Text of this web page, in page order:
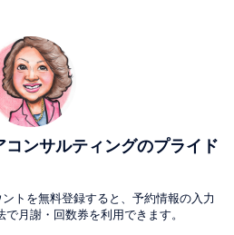
ンサルティングのプライド
トを無料登録すると、予約情報の入力
月謝・回数券を利用できます。